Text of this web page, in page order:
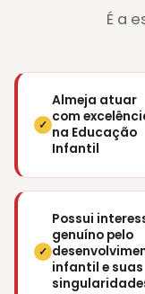
É a
✓
Almeja atuar
com
na Educação
Infantil
✓
Possui
genuíno pelo
infantil e suas